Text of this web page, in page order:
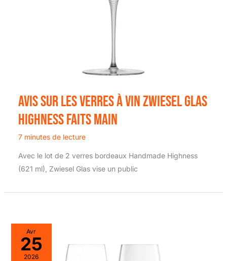
Avis sur les verres à vin zwiesel glas
highness faits main
7 minutes de lecture
Avec le lot de 2 verres bordeaux Handmade Highness
(621 ml), Zwiesel Glas vise un public
Avr
25
2026